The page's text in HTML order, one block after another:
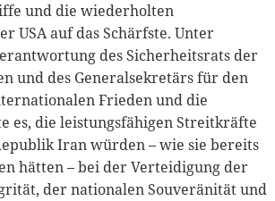
und die wiederholten
USA auf das Schärfste. Unter
des Sicherheitsrats der
und des Generalsekretärs für den
Frieden und die
es, die leistungsfähigen Streitkräfte
Iran würden – wie sie bereits
hätten – bei der Verteidigung der
der nationalen Souveränität und